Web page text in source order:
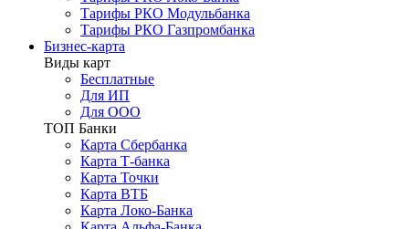
Тарифы РКО Модульбанка
Тарифы РКО Газпромбанка
Бизнес-карта
Виды карт
Бесплатные
Для ИП
Для ООО
ТОП Банки
Карта Сбербанка
Карта Т-банка
Карта Точки
Карта ВТБ
Карта Локо-Банка